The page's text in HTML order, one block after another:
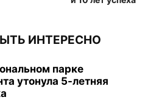
ИНТЕРЕСНО
парке
утонула 5-летняя